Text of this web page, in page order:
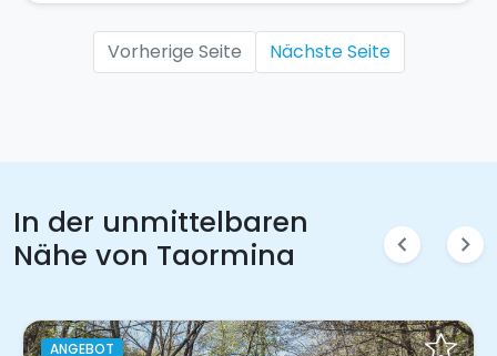
Vorherige Seite Nächste Seite
In der unmittelbaren
Nähe von Taormina
chevron_left chevron_right
ANGEBOT